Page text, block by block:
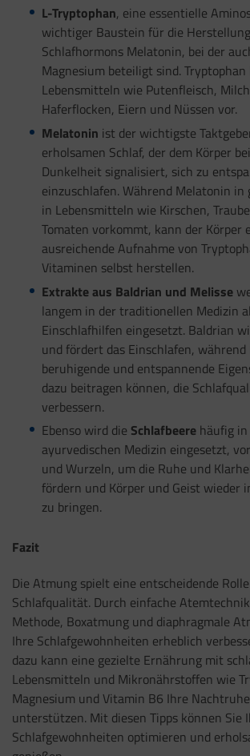
L-Tryptophan, eine essentielle
wichtiger Baustein für die
Schlafhormons Melatonin, bei der
Magnesium beteiligt sind.
Lebensmitteln wie Putenfleisch,
Haferflocken, Eiern und Nüssen vor.
Melatonin ist der wichtigste
erholsamen Schlaf, der dem Körper
Dunkelheit signalisiert, sich zu
einzuschlafen. Während Melatonin in
in Lebensmitteln wie Kirschen,
Tomaten vorkommt, kann der Körper
ausreichende Aufnahme von
Vitaminen selbst herstellen.
Extrakte aus Baldrian und Melisse
langem in der traditionellen Medizin
Einschlafhilfen eingesetzt. Baldrian
und fördert das Einschlafen, während
beruhigende und entspannende
dazu beitragen können, die
verbessern.
Ebenso wird die Schlafbeerehäufig in
ayurvedischen Medizin eingesetzt,
und Wurzeln, um die Ruhe und
fördern und Körper und Geist wieder
zu bringen.
Fazit
Die Atmung spielt eine entscheidende
Schlafqualität. Durch einfache
Methode, Boxatmung und diaphragmale
Ihre Schlafgewohnheiten erheblich
dazu kann eine gezielte Ernährung mit
Lebensmitteln und Mikronährstoffen wie
Magnesium und Vitamin B6 Ihre
unterstützen. Mit diesen Tipps können Sie
Schlafgewohnheiten optimieren und